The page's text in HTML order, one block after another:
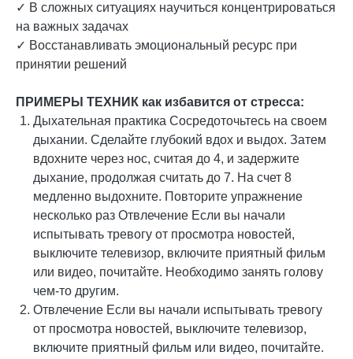
✓ В сложных ситуациях научиться концентрироваться
на важных задачах
✓ Восстанавливать эмоциональный ресурс при
принятии решений
ПРИМЕРЫ ТЕХНИК как избавится от стресса:
Дыхательная практика Сосредоточьтесь на своем
дыхании. Сделайте глубокий вдох и выдох. Затем
вдохните через нос, считая до 4, и задержите
дыхание, продолжая считать до 7. На счет 8
медленно выдохните. Повторите упражнение
несколько раз Отвлечение Если вы начали
испытывать тревогу от просмотра новостей,
выключите телевизор, включите приятный фильм
или видео, почитайте. Необходимо занять голову
чем-то другим.
Отвлечение Если вы начали испытывать тревогу
от просмотра новостей, выключите телевизор,
включите приятный фильм или видео, почитайте.